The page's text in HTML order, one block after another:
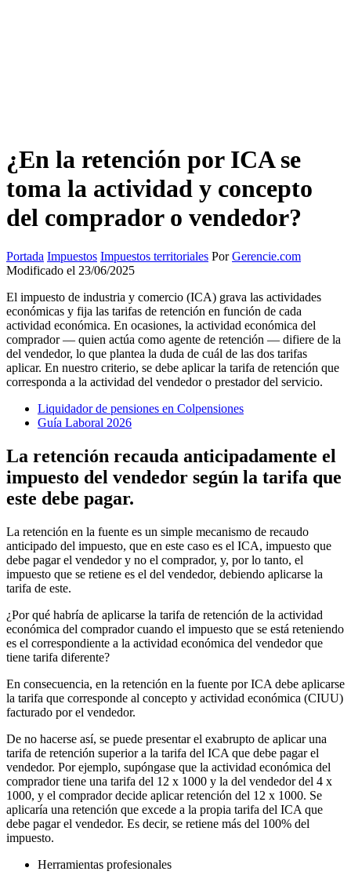
¿En la retención por ICA se
toma la actividad y concepto
del comprador o vendedor?
Portada Impuestos Impuestos territoriales PorGerencie.com
Modificado el 23/06/2025
El impuesto de industria y comercio (ICA) grava las actividades
económicas y fija las tarifas de retención en función de cada
actividad económica. En ocasiones, la actividad económica del
comprador — quien actúa como agente de retención — difiere de la
del vendedor, lo que plantea la duda de cuál de las dos tarifas
aplicar. En nuestro criterio, se debe aplicar la tarifa de retención que
corresponda a la actividad del vendedor o prestador del servicio.
Liquidador de pensiones en Colpensiones
Guía Laboral 2026
La retención recauda anticipadamente el
impuesto del vendedor según la tarifa que
este debe pagar.
La retención en la fuente es un simple mecanismo de recaudo
anticipado del impuesto, que en este caso es el ICA, impuesto que
debe pagar el vendedor y no el comprador, y, por lo tanto, el
impuesto que se retiene es el del vendedor, debiendo aplicarse la
tarifa de este.
¿Por qué habría de aplicarse la tarifa de retención de la actividad
económica del comprador cuando el impuesto que se está reteniendo
es el correspondiente a la actividad económica del vendedor que
tiene tarifa diferente?
En consecuencia, en la retención en la fuente por ICA debe aplicarse
la tarifa que corresponde al concepto y actividad económica (CIUU)
facturado por el vendedor.
De no hacerse así, se puede presentar el exabrupto de aplicar una
tarifa de retención superior a la tarifa del ICA que debe pagar el
vendedor. Por ejemplo, supóngase que la actividad económica del
comprador tiene una tarifa del 12 x 1000 y la del vendedor del 4 x
1000, y el comprador decide aplicar retención del 12 x 1000. Se
aplicaría una retención que excede a la propia tarifa del ICA que
debe pagar el vendedor. Es decir, se retiene más del 100% del
impuesto.
Herramientas profesionales